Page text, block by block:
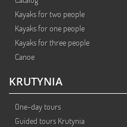
Kayaks for two people
Kayaks for one people
Kayaks for three people
Canoe
KRUTYNIA
One-day tours
Guided tours Krutynia